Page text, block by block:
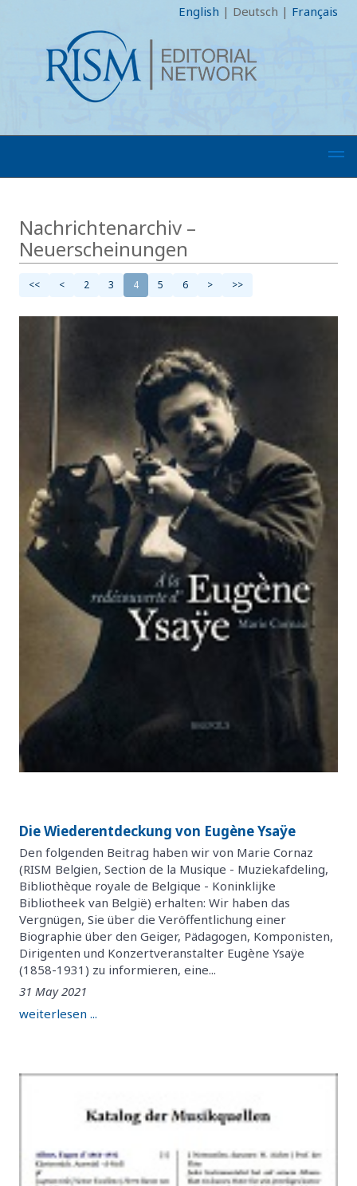
English | Deutsch | Français
Nachrichtenarchiv –
Neuerscheinungen
<< < 2 3 4 5 6 > >>
Die Wiederentdeckung von Eugène Ysaÿe
Den folgenden Beitrag haben wir von Marie Cornaz
(RISM Belgien, Section de la Musique - Muziekafdeling,
Bibliothèque royale de Belgique - Koninklijke
Bibliotheek van België) erhalten: Wir haben das
Vergnügen, Sie über die Veröffentlichung einer
Biographie über den Geiger, Pädagogen, Komponisten,
Dirigenten und Konzertveranstalter Eugène Ysaÿe
(1858-1931) zu informieren, eine...
31 May 2021
weiterlesen ...